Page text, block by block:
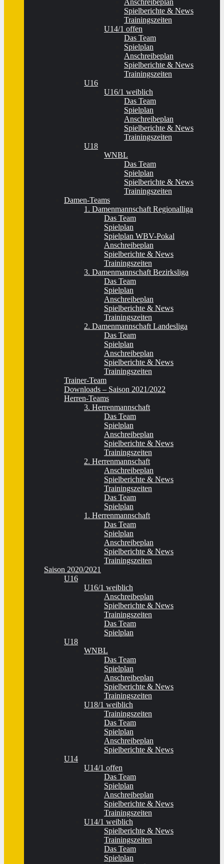
Anschreibeplan
Spielberichte & News
Trainingszeiten
U14/1 offen
Das Team
Spielplan
Anschreibeplan
Spielberichte & News
Trainingszeiten
U16
U16/1 weiblich
Das Team
Spielplan
Anschreibeplan
Spielberichte & News
Trainingszeiten
U18
WNBL
Das Team
Spielplan
Spielberichte & News
Trainingszeiten
Damen-Teams
1. Damenmannschaft Regionalliga
Das Team
Spielplan
Spielplan WBV-Pokal
Anschreibeplan
Spielberichte & News
Trainingszeiten
3. Damenmannschaft Bezirksliga
Das Team
Spielplan
Anschreibeplan
Spielberichte & News
Trainingszeiten
2. Damenmannschaft Landesliga
Das Team
Spielplan
Anschreibeplan
Spielberichte & News
Trainingszeiten
Trainer-Team
Downloads – Saison 2021/2022
Herren-Teams
3. Herrenmannschaft
Das Team
Spielplan
Anschreibeplan
Spielberichte & News
Trainingszeiten
2. Herrenmannschaft
Anschreibeplan
Spielberichte & News
Trainingszeiten
Das Team
Spielplan
1. Herrenmannschaft
Das Team
Spielplan
Anschreibeplan
Spielberichte & News
Trainingszeiten
Saison 2020/2021
U16
U16/1 weiblich
Anschreibeplan
Spielberichte & News
Trainingszeiten
Das Team
Spielplan
U18
WNBL
Das Team
Spielplan
Anschreibeplan
Spielberichte & News
Trainingszeiten
U18/1 weiblich
Trainingszeiten
Das Team
Spielplan
Anschreibeplan
Spielberichte & News
U14
U14/1 offen
Das Team
Spielplan
Anschreibeplan
Spielberichte & News
Trainingszeiten
U14/1 weiblich
Spielberichte & News
Trainingszeiten
Das Team
Spielplan